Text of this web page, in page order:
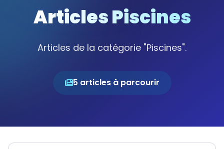
Articles Piscines
Articles de la catégorie "Piscines".
5 articles à parcourir